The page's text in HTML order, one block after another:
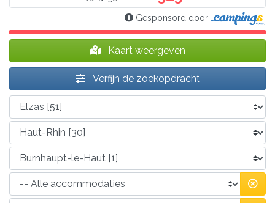
Gesponsord door
Kaart weergeven
Verfijn de zoekopdracht